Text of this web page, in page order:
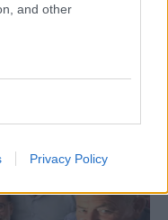
and other
Privacy Policy